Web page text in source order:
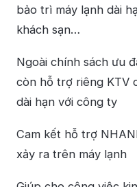
bảo trì máy lạnh dài
khách sạn…
Ngoài chính sách ưu
còn hỗ trợ riêng KTV
dài hạn với công ty
Cam kết hỗ trợ
xảy ra trên máy lạnh